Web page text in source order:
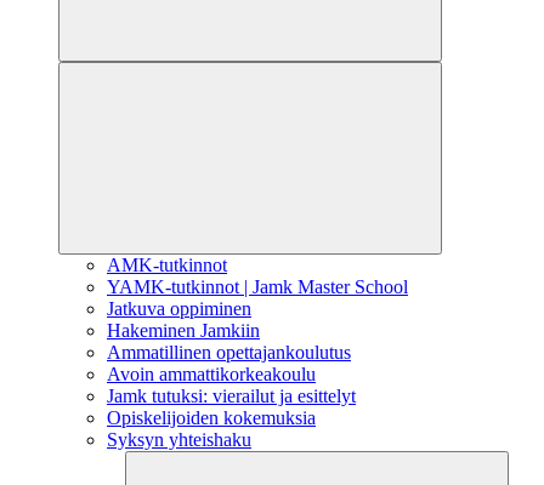
AMK-tutkinnot
YAMK-tutkinnot | Jamk Master School
Jatkuva oppiminen
Hakeminen Jamkiin
Ammatillinen opettajankoulutus
Avoin ammattikorkeakoulu
Jamk tutuksi: vierailut ja esittelyt
Opiskelijoiden kokemuksia
Syksyn yhteishaku